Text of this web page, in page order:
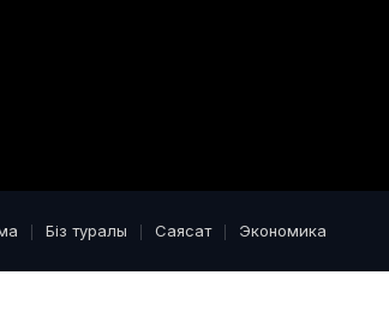
Біз туралы Саясат Экономика